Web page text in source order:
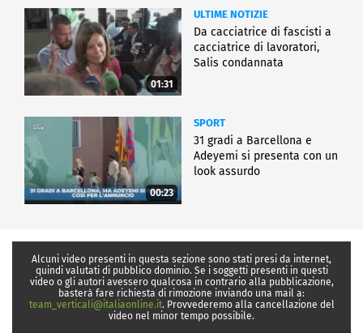
01:31
ULTIME NOTIZIE
Da cacciatrice di fascisti a
cacciatrice di lavoratori,
Salis condannata
00:23
SPORT
31 gradi a Barcellona e
Adeyemi si presenta con un
look assurdo
Alcuni video presenti in questa sezione sono stati presi da internet,
quindi valutati di pubblico dominio. Se i soggetti presenti in questi
video o gli autori avessero qualcosa in contrario alla pubblicazione,
basterà fare richiesta di rimozione inviando una mail a:
team_verticali@italiaonline.it. Provvederemo alla cancellazione del
video nel minor tempo possibile.